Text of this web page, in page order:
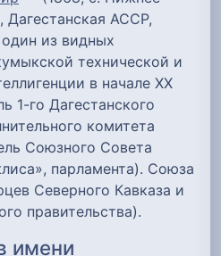
АССР,
из видных
технической и
в начале XX
1-го Дагестанского
комитета
Союзного Совета
парламента). Союза
Северного Кавказа и
правительства).
имени